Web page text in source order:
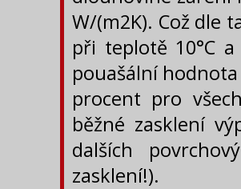
W/(m2K). Což dle
při teplotě 10°C
pouašální
procent pro
běžné zasklení
dalších
zasklení!).